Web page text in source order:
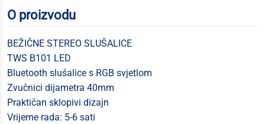
O proizvodu
BEŽIČNE STEREO SLUŠALICE
TWS B101 LED
Bluetooth slušalice s RGB svjetlom
Zvučnici dijametra 40mm
Praktičan sklopivi dizajn
Vrijeme rada: 5-6 sati